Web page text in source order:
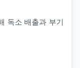
독소 배출과 부기